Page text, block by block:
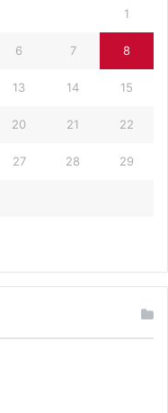
1
6 7 8
13 14 15
20 21 22
27 28 29